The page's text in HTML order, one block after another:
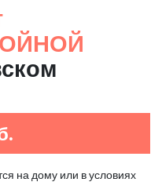
на дому или в условиях